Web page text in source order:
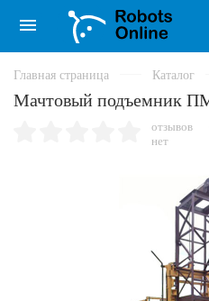
Главная страница Каталог
Мачтовый подъемник
отзывов
нет